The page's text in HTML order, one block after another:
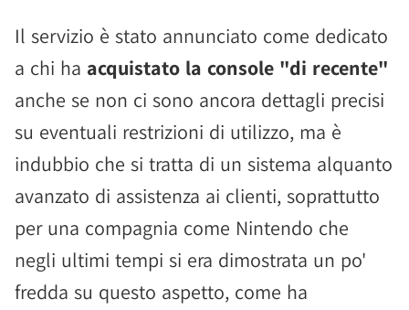
Il servizio è stato annunciato come dedicato
a chi ha acquistato la console "di recente"
anche se non ci sono ancora dettagli precisi
su eventuali restrizioni di utilizzo, ma è
indubbio che si tratta di un sistema alquanto
avanzato di assistenza ai clienti, soprattutto
per una compagnia come Nintendo che
negli ultimi tempi si era dimostrata un po'
fredda su questo aspetto, come ha